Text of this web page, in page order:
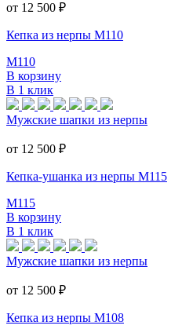
от 12 500 ₽
Кепка из нерпы M110
M110
В корзину
В 1 клик
Мужские шапки из нерпы
от 12 500 ₽
Кепка-ушанка из нерпы M115
M115
В корзину
В 1 клик
Мужские шапки из нерпы
от 12 500 ₽
Кепка из нерпы M108